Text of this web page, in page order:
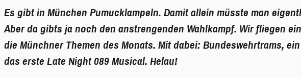
Es gibt in München Pumucklampeln. Damit allein müsste man
Aber da gibts ja noch den anstrengenden Wahlkampf. Wir fliegen
die Münchner Themen des Monats. Mit dabei: Bundeswehrtrams,
das erste Late Night 089 Musical. Helau!